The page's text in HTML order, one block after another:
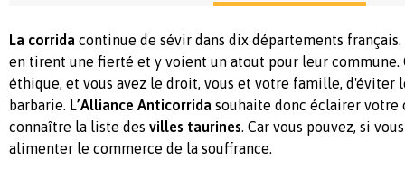
La corrida continue de sévir dans dix départements
en tirent une fierté et y voient un atout pour leur
éthique, et vous avez le droit, vous et votre famille, d'éviter
barbarie. L’Alliance Anticorrida souhaite donc éclairer votre
connaître la liste des villes taurines. Car vous pouvez, si
alimenter le commerce de la souffrance.